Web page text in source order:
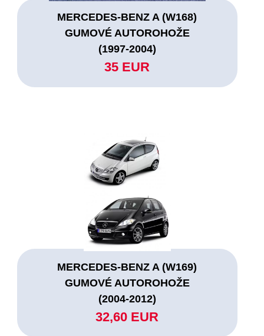
MERCEDES-BENZ A (W168)
GUMOVÉ AUTOROHOŽE
(1997-2004)
35 EUR
MERCEDES-BENZ A (W169)
GUMOVÉ AUTOROHOŽE
(2004-2012)
32,60 EUR